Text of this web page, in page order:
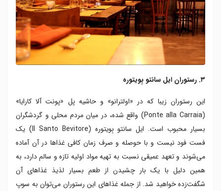
۳. رستوران ایل سانتو بِویتوره
این رستوران زیبا که در «اولترانو» و حاشیه پل «پونت آلا کارایا»
(Ponte alla Carraia) واقع شده، در میان مردم محلی و گردشگران
بسیار محبوب است. ایل سانتو بِویتوره (Il Santo Bevitore) یک
فست فود نیست و با حوصله و صرف زمان کافی غذاها در آن آماده
می‌شوند و تعهد عمیقی نسبت به تهیه مواد اولیه تازه و سالم دارد، به
همین دلیل با یک بار چشیدن از طعم بسیار لذیذ غذاهای آن
شگفت‌زده خواهید شد. از جمله غذاهای این رستوران می‌توان به سوپ